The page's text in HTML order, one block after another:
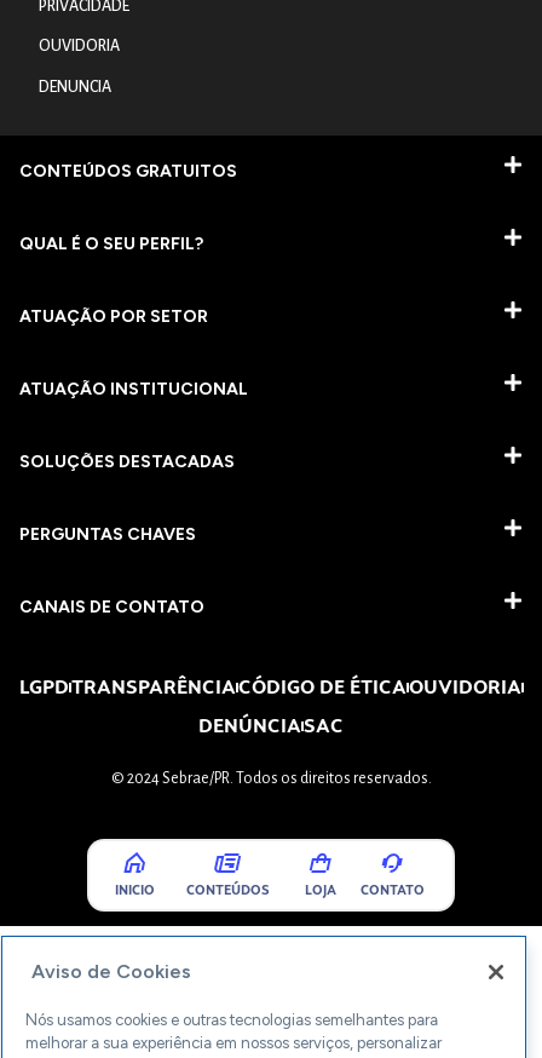
PRIVACIDADE
OUVIDORIA
DENUNCIA
CONTEÚDOS GRATUITOS
QUAL É O SEU PERFIL?
ATUAÇÃO POR SETOR
ATUAÇÃO INSTITUCIONAL
SOLUÇÕES DESTACADAS
PERGUNTAS CHAVES​
CANAIS DE CONTATO
LGPDTRANSPARÊNCIACÓDIGO DE ÉTICAOUVIDORIA
DENÚNCIASAC
© 2024 Sebrae/PR. Todos os direitos reservados.
INICIO CONTEÚDOS LOJA CONTATO
Aviso de Cookies
Nós usamos cookies e outras tecnologias semelhantes para
melhorar a sua experiência em nossos serviços, personalizar